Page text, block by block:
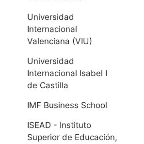
Valladolid
Cataluña
Universitat Abat
Oliba CEU
Universidad
Barcelona
Universidad
Internacional
Valenciana (VIU)
Universidad
Internacional Isabel I
de Castilla
IMF Business School
ISEAD - Instituto
Superior de Educación,